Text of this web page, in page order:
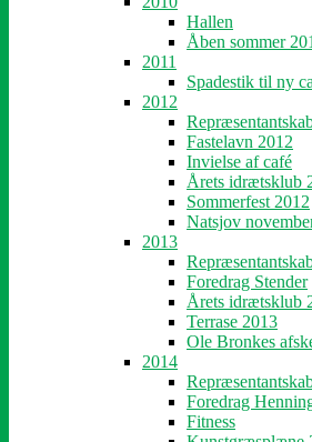
Hallen
Åben sommer
2011
Spadestik til ny
2012
Fastelavn 2012
Invielse af café
Årets idrætsklub
Sommerfest 2012
Natsjov
2013
Foredrag Stender
Årets idrætsklub
Terrase 2013
Ole Bronkes
2014
Foredrag
Fitness